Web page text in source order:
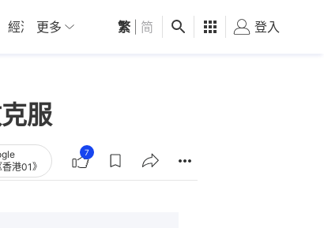
經濟 01深圳 觀點 健康 好食玩飛
更多 繁 简 登入
服
港01》
7